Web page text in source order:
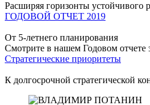
Расширяя горизонты устойчивого
ГОДОВОЙ ОТЧЕТ 2019
От 5-летнего планирования
Смотрите в нашем Годовом отчете
Стратегические приоритеты
К долгосрочной стратегической